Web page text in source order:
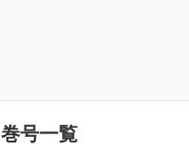
巻号一覧